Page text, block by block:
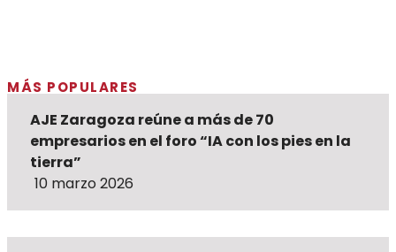
MÁS POPULARES
AJE Zaragoza reúne a más de 70
empresarios en el foro “IA con los pies en la
tierra”
10 marzo 2026